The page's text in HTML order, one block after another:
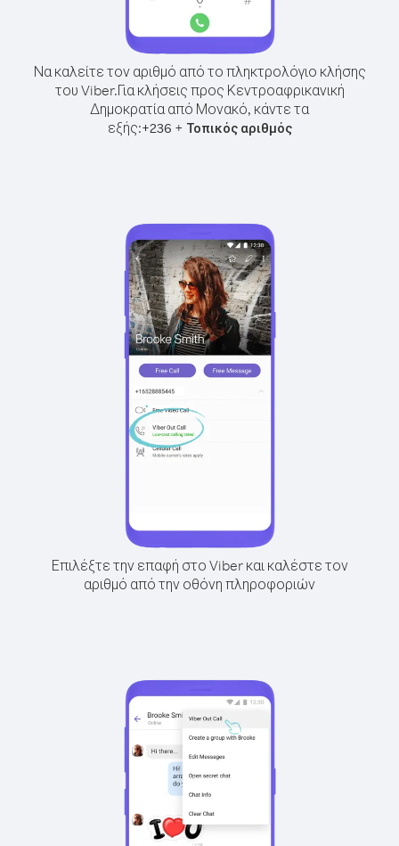
Να καλείτε τον αριθμό από το πληκτρολόγιο κλήσης
του Viber.Για κλήσεις προς Κεντροαφρικανική
Δημοκρατία από Μονακό, κάντε τα
εξής:+236 + Τοπικός αριθμός
Επιλέξτε την επαφή στο Viber και καλέστε τον
αριθμό από την οθόνη πληροφοριών